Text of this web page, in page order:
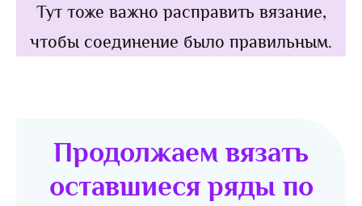
Тут тоже важно расправить вязание,
чтобы соединение было правильным.
Продолжаем вязать
оставшиеся ряды по